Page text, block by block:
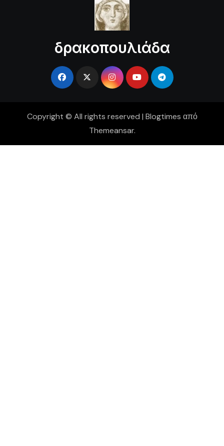
δρακοπουλιάδα
Copyright © All rights reserved | Blogtimes από
Themeansar.